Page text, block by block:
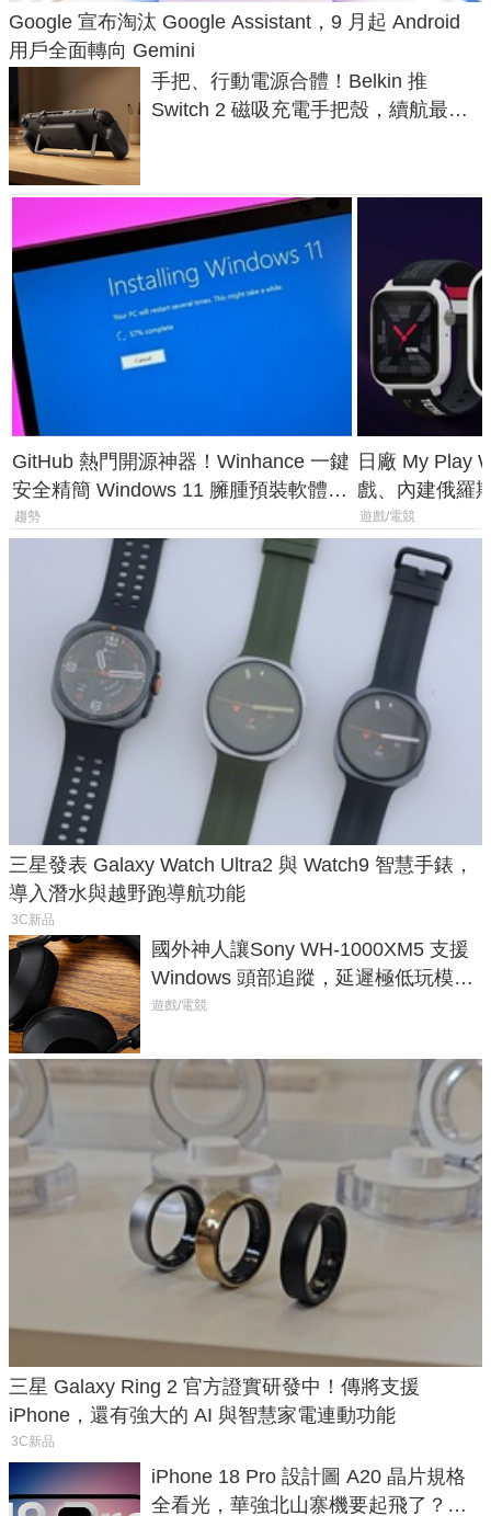
Google 宣布淘汰 Google Assistant，9 月起 Android
用戶全面轉向 Gemini
手把、行動電源合體！Belkin 推
Switch 2 磁吸充電手把殼，續航最高
GitHub 熱門開源神器！Winhance 一鍵
安全精簡 Windows 11 臃腫預裝軟體與
後台追蹤
趨勢
日廠 My Play
戲、內建俄羅
過竟然不能連
遊戲/電競
三星發表 Galaxy Watch Ultra2 與 Watch9 智慧手錶，
導入潛水與越野跑導航功能
3C新品
國外神人讓Sony WH-1000XM5 支援
Windows 頭部追蹤，延遲極低玩模擬
飛行超有感
遊戲/電競
三星 Galaxy Ring 2 官方證實研發中！傳將支援
iPhone，還有強大的 AI 與智慧家電連動功能
3C新品
iPhone 18 Pro 設計圖 A20 晶片規格
全看光，華強北山寨機要起飛了？專